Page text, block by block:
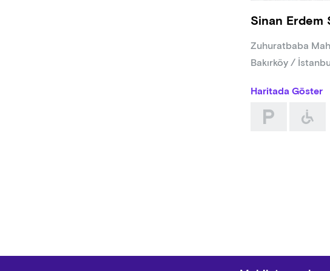
Sinan Erdem
Zuhuratbaba
Bakırköy /
Haritada Göster